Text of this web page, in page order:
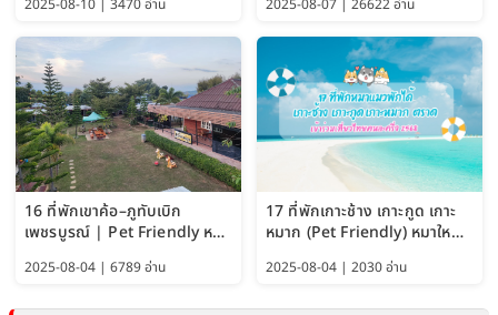
2025-08-10 | 3470 อ่าน
ได้
2025-08-07 | 26622 อ่าน
16 ที่พักเขาค้อ–ภูทับเบิก
เพชรบูรณ์ | Pet Friendly หมา
2025-08-04 | 6789 อ่าน
17 ที่พักเกาะช้าง เกาะกูด เกาะ
หมาก (Pet Friendly) หมาใหญ่
2025-08-04 | 2030 อ่าน